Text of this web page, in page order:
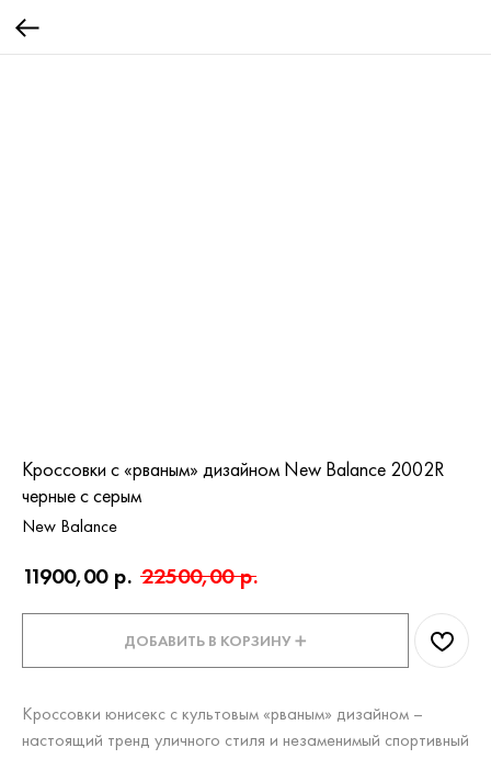
Кроссовки с «рваным» дизайном New Balance 2002R
черные с серым
New Balance
11900,00 р. 22500,00 р.
ДОБАВИТЬ В КОРЗИНУ ➕
Кроссовки юнисекс с культовым «рваным» дизайном –
настоящий тренд уличного стиля и незаменимый спортивный